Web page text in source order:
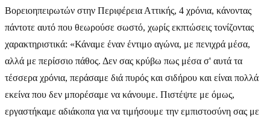
Βορειοηπειρωτών στην Περιφέρεια Αττικής, 4 χρόνια, κάνοντας
πάντοτε αυτό που θεωρούσε σωστό, χωρίς εκπτώσεις τονίζοντας
χαρακτηριστικά: «Κάναμε έναν έντιμο αγώνα, με πενιχρά μέσα,
αλλά με περίσσιο πάθος. Δεν σας κρύβω πως μέσα σ' αυτά τα
τέσσερα χρόνια, περάσαμε διά πυρός και σιδήρου και είναι πολλά
εκείνα που δεν μπορέσαμε να κάνουμε. Πιστέψτε με όμως,
εργαστήκαμε αδιάκοπα για να τιμήσουμε την εμπιστοσύνη σας με